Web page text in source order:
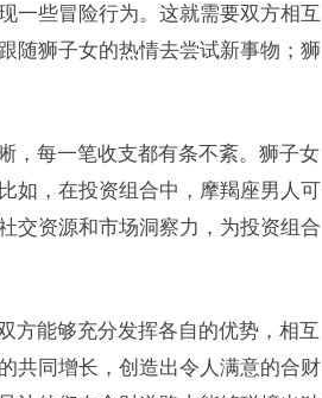
一些冒险行为。这就需要双方相互
随狮子女的热情去尝试新事物；狮
，每一笔收支都有条不紊。狮子女
如，在投资组合中，摩羯座男人可
交资源和市场洞察力，为投资组合
方能够充分发挥各自的优势，相互
共同增长，创造出令人满意的合财